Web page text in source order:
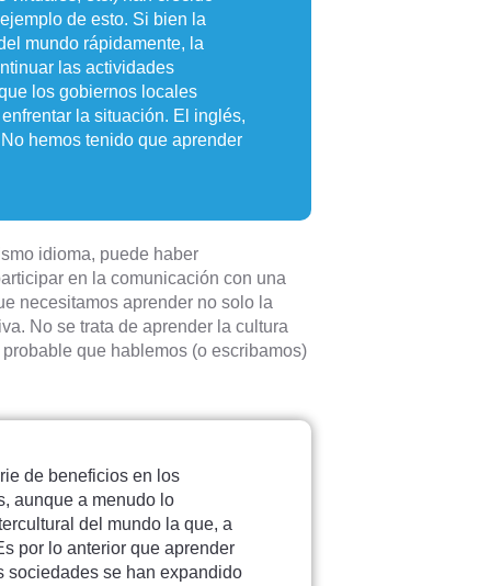
de esto. Si bien la
mundo rápidamente, la
las actividades
los gobiernos locales
la situación. El inglés,
hemos tenido que aprender
idioma, puede haber
en la comunicación con una
necesitamos aprender no solo la
No se trata de aprender la cultura
que hablemos (o escribamos)
de beneficios en los
aunque a menudo lo
del mundo la que, a
por lo anterior que aprender
sociedades se han expandido